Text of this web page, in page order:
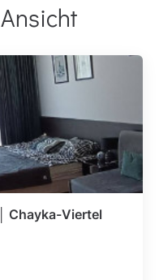
Chayka-Viertel